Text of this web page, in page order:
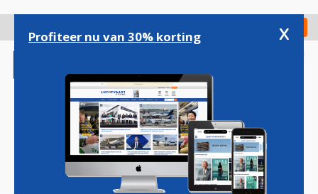
gaan
Check in
Magazine Podcasts Vacatures
Profiteer nu van 30% korting x